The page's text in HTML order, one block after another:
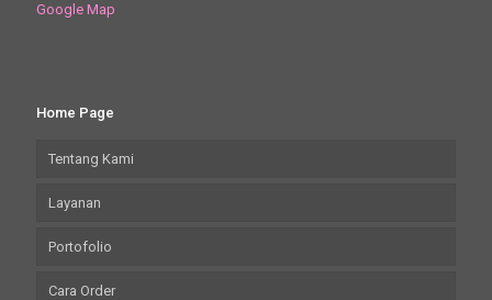
Google Map
Home Page
Tentang Kami
Layanan
Portofolio
Cara Order